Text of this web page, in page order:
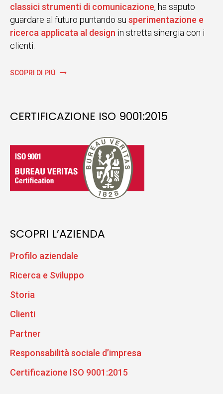
classici strumenti di comunicazione, ha saputo
guardare al futuro puntando su sperimentazione e
ricerca applicata al design in stretta sinergia con i
clienti.
SCOPRI DI PIÙ
CERTIFICAZIONE ISO 9001:2015
SCOPRI L’AZIENDA
Profilo aziendale
Ricerca e Sviluppo
Storia
Clienti
Partner
Responsabilità sociale d’impresa
Certificazione ISO 9001:2015